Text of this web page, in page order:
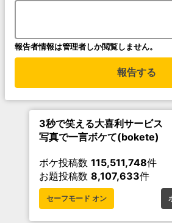
報告者情報は管理者しか閲覧しません。
報告する
3秒で笑える大喜利サービス
写真で一言ボケて(bokete)
ボケ投稿数 115,511,748件
お題投稿数 8,107,633件
セーフモード オン